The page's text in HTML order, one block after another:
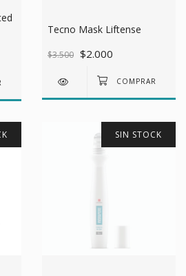
Tecno Mask Liftense
$3.500 $2.000
SIN STOCK